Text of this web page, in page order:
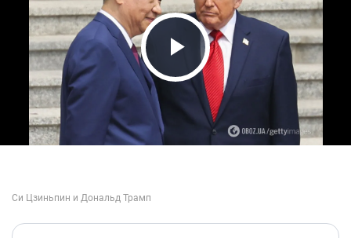
Play Video